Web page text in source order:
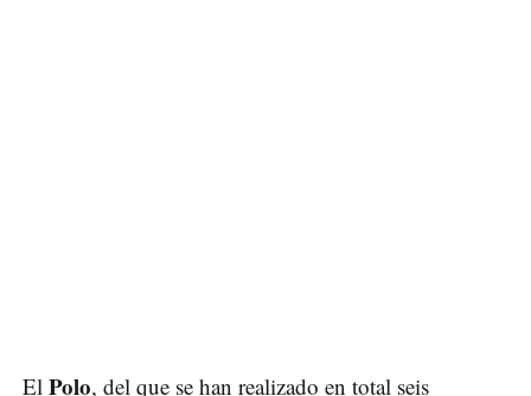
El Polo, del que se han realizado en total seis